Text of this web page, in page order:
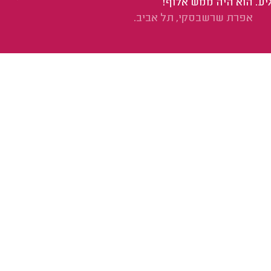
הוא היה ממש אלוף!
אפרת שרשבסקי, תל אביב.